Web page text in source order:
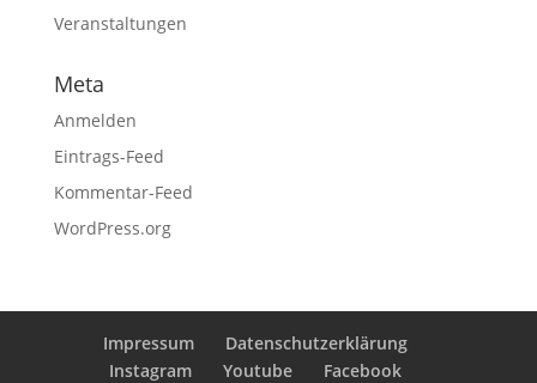
Veranstaltungen
Meta
Anmelden
Eintrags-Feed
Kommentar-Feed
WordPress.org
Impressum
Datenschutzerklärung
Instagram
Youtube Facebook